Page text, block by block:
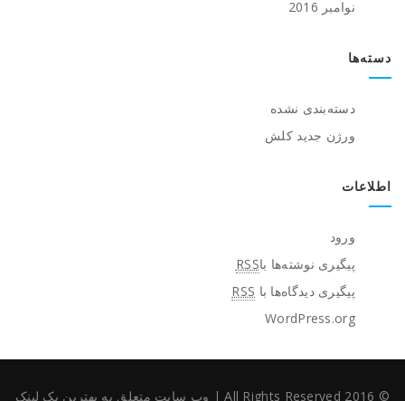
نوامبر 2016
دسته‌ها
دسته‌بندی نشده
ورژن جدید کلش
اطلاعات
ورود
پیگیری نوشته‌ها باRSS
پیگیری دیدگاه‌ها با RSS
WordPress.org
© 2016 All Rights Reserved
| وب سایت متعلق به بهترین بک لینک